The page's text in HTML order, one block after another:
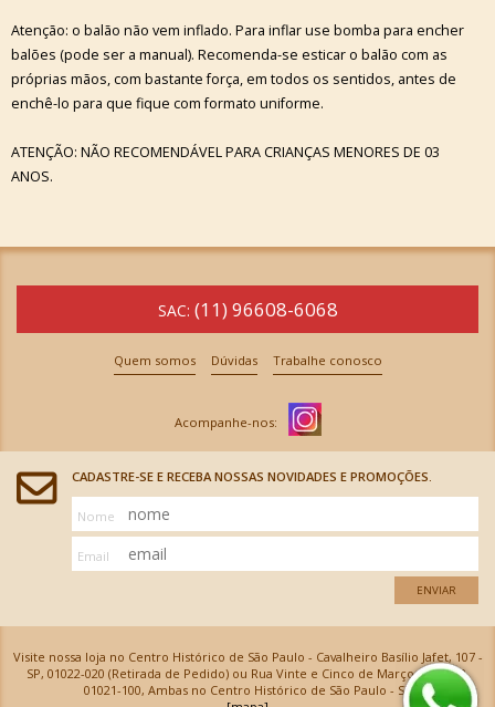
Atenção: o balão não vem inflado. Para inflar use bomba para encher
balões (pode ser a manual). Recomenda-se esticar o balão com as
próprias mãos, com bastante força, em todos os sentidos, antes de
enchê-lo para que fique com formato uniforme.
ATENÇÃO: NÃO RECOMENDÁVEL PARA CRIANÇAS MENORES DE 03
ANOS.
SAC: (11) 96608-6068
Quem somos Dúvidas Trabalhe conosco
CADASTRE-SE E RECEBA NOSSAS NOVIDADES E PROMOÇÕES.
Nome
Email
ENVIAR
Visite nossa loja no Centro Histórico de São Paulo - Cavalheiro Basílio Jafet, 107 -
SP, 01022-020 (Retirada de Pedido) ou Rua Vinte e Cinco de Março, 576 - SP,
01021-100, Ambas no Centro Histórico de São Paulo - SP